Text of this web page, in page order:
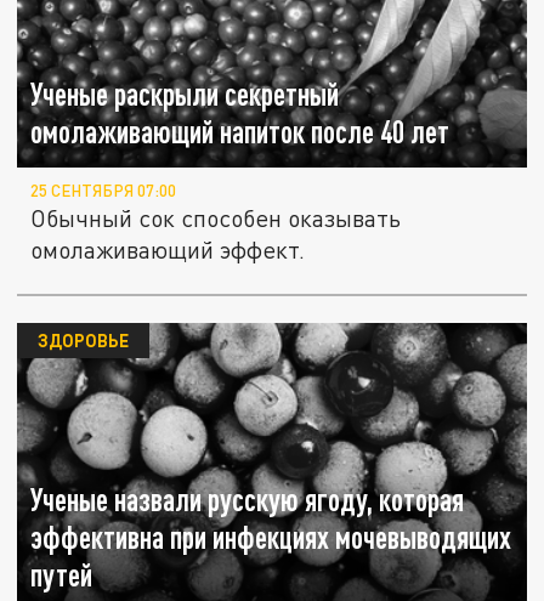
Ученые раскрыли секретный
омолаживающий напиток после 40 лет
25 СЕНТЯБРЯ 07:00
Обычный сок способен оказывать
омолаживающий эффект.
Ученые назвали русскую ягоду, которая
эффективна при инфекциях мочевыводящих
путей
ЗДОРОВЬЕ